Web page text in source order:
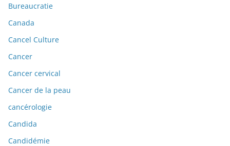
Bureaucratie
Canada
Cancel Culture
Cancer
Cancer cervical
Cancer de la peau
cancérologie
Candida
Candidémie